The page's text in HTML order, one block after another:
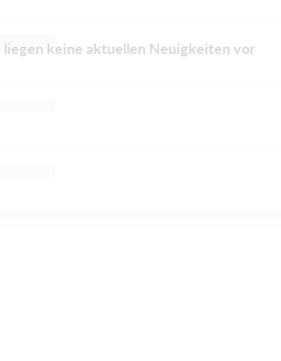
liegen keine aktuellen Neuigkeiten vor